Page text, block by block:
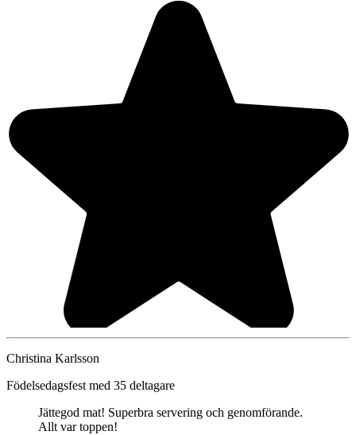
Christina Karlsson
Födelsedagsfest med 35 deltagare
Jättegod mat! Superbra servering och genomförande.
Allt var toppen!